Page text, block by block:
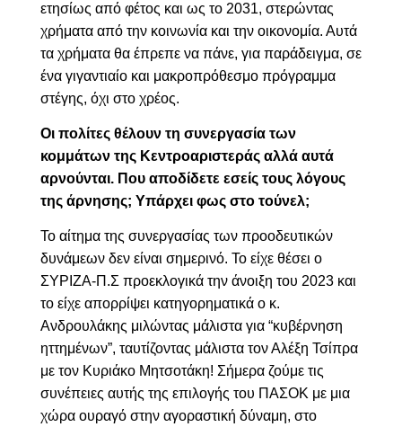
ετησίως από φέτος και ως το 2031, στερώντας
χρήματα από την κοινωνία και την οικονομία. Αυτά
τα χρήματα θα έπρεπε να πάνε, για παράδειγμα, σε
ένα γιγαντιαίο και μακροπρόθεσμο πρόγραμμα
στέγης, όχι στο χρέος.
Οι πολίτες θέλουν τη συνεργασία των
κομμάτων της Κεντροαριστεράς αλλά αυτά
αρνούνται. Που αποδίδετε εσείς τους λόγους
της άρνησης; Υπάρχει φως στο τούνελ;
Το αίτημα της συνεργασίας των προοδευτικών
δυνάμεων δεν είναι σημερινό. Το είχε θέσει ο
ΣΥΡΙΖΑ-Π.Σ προεκλογικά την άνοιξη του 2023 και
το είχε απορρίψει κατηγορηματικά ο κ.
Ανδρουλάκης μιλώντας μάλιστα για “κυβέρνηση
ηττημένων”, ταυτίζοντας μάλιστα τον Αλέξη Τσίπρα
με τον Κυριάκο Μητσοτάκη! Σήμερα ζούμε τις
συνέπειες αυτής της επιλογής του ΠΑΣΟΚ με μια
χώρα ουραγό στην αγοραστική δύναμη, στο